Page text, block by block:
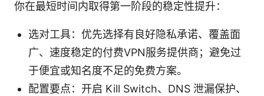
你在最短时间内取得第一阶段的稳定性提升：
选对工具：优先选择有良好隐私承诺、覆盖面
广、速度稳定的付费VPN服务提供商；避免过
于便宜或知名度不足的免费方案。
配置要点：开启 Kill Switch、DNS 泄漏保护、